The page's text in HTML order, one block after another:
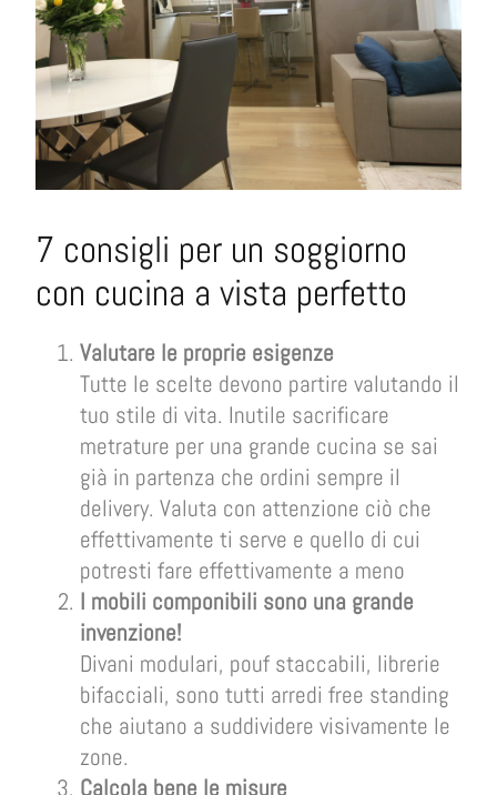
7 consigli per un soggiorno
con cucina a vista perfetto
Valutare le proprie esigenze
Tutte le scelte devono partire valutando il
tuo stile di vita. Inutile sacrificare
metrature per una grande cucina se sai
già in partenza che ordini sempre il
delivery. Valuta con attenzione ciò che
effettivamente ti serve e quello di cui
potresti fare effettivamente a meno
I mobili componibili sono una grande
invenzione!
Divani modulari, pouf staccabili, librerie
bifacciali, sono tutti arredi free standing
che aiutano a suddividere visivamente le
zone.
Calcola bene le misure